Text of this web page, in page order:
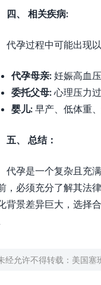
四、 相关疾病:
代孕过程中可能出现
代孕母亲: 妊娠高血
委托父母: 心理压力
婴儿: 早产、低体重
五、 总结：
代孕是一个复杂且充
，必须充分了解其法
背景差异巨大，选择
经允许不得转载： 美国塞